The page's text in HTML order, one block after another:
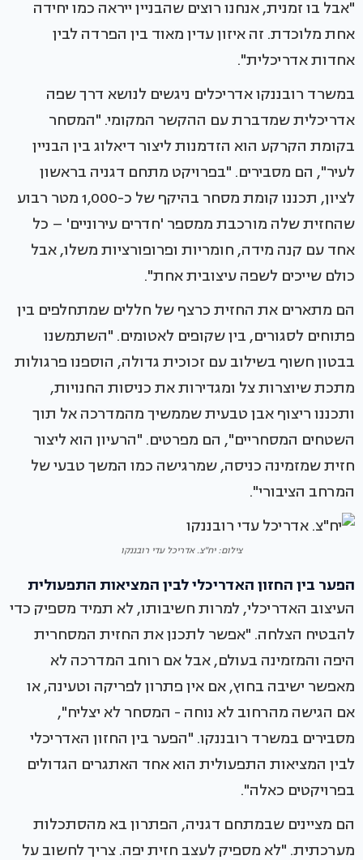
"אבל בו זמנית, אנחנו רוצים שהבניין ייראה כמו יחידה
אחת מלוכדת. זה איזון עדין מאוד בין הפרדה לבין
אחדות אדריכלית".
במשרד רובננקו אדריכלים ניגשים לנושא דרך שפה
אדריכלית שמדברת עם ההקשר המקומי. "המסחר
בקומת הקרקע הוא הזדמנות ליצור דיאלוג בין הבניין
לעיר", הם מסבירים. "בפרויקט מתחם דגניה בראשון
לציון, תכננו קומת מסחר בהיקף של כ-1,000 מטר רבוע
שהחזית שלה מורכבת ממספר 'חדרים עירוניים' – כל
אחד עם קנה מידה, חומריות ופרופורציות משלו, אבל
כולם שייכים לשפה עיצובית אחת".
הם מתארים את החזית כרצף של חללים שמתחלפים בין
פתוחים לסגורים, בין שקופים לאטומים. "השתמשנו
בבטון חשוף בשילוב עם זכוכית גדולה, הוספנו פרגולות
מתכת שיוצרות צל ומגדירות את כניסות החנויות,
ותכננו ריצוף אבן טבעית שממשיך מהמדרכה אל תוך
השטחים המסחריים", הם מפרטים. "הרעיון הוא ליצור
חזית שמזמינה כניסה, שמרגישה כמו המשך טבעי של
המרחב הציבורי".
צילום: יח"צ. אדריכל עדי רובננקו
הפער בין החזון האדריכלי לבין המציאות התפעולית
העיצוב האדריכלי, למרות חשיבותו, לא תמיד מספיק כדי
להבטיח הצלחה. "אפשר לתכנן את החזית המסחרית
היפה והמזמינה בעולם, אבל אם רוחב המדרכה לא
מאפשר ישיבה בחוץ, אם אין פתרון לפריקה וטעינה, או
אם הגישה מהרחוב לא נוחה - המסחר לא יצליח",
מסבירים במשרד רובננקו. "הפער בין החזון האדריכלי
לבין המציאות התפעולית הוא אחד האתגרים הגדולים
בפרויקטים כאלה".
הם מציינים שבמתחם דגניה, הפתרון בא מהסתכלות
מערכתית. "לא מספיק לעצב חזית יפה. צריך לחשוב על